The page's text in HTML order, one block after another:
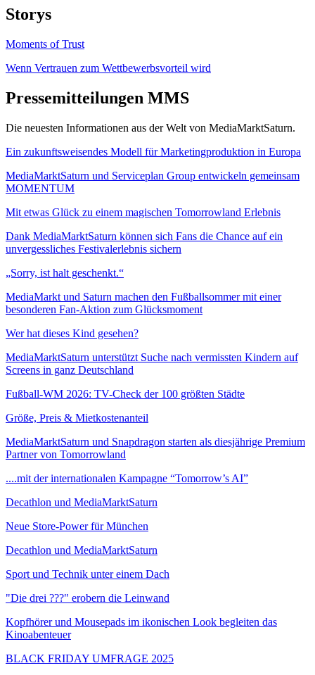
Storys
Moments of Trust
Wenn Vertrauen zum Wettbewerbsvorteil wird
Pressemitteilungen MMS
Die neuesten Informationen aus der Welt von MediaMarktSaturn.
Ein zukunftsweisendes Modell für Marketingproduktion in Europa
MediaMarktSaturn und Serviceplan Group entwickeln gemeinsam
MOMENTUM
Mit etwas Glück zu einem magischen Tomorrowland Erlebnis
Dank MediaMarktSaturn können sich Fans die Chance auf ein
unvergessliches Festivalerlebnis sichern
„Sorry, ist halt geschenkt.“
MediaMarkt und Saturn machen den Fußballsommer mit einer
besonderen Fan-Aktion zum Glücksmoment
Wer hat dieses Kind gesehen?
MediaMarktSaturn unterstützt Suche nach vermissten Kindern auf
Screens in ganz Deutschland
Fußball-WM 2026: TV-Check der 100 größten Städte
Größe, Preis & Mietkostenanteil
MediaMarktSaturn und Snapdragon starten als diesjährige Premium
Partner von Tomorrowland
....mit der internationalen Kampagne “Tomorrow’s AI”
Decathlon und MediaMarktSaturn
Neue Store-Power für München
Decathlon und MediaMarktSaturn
Sport und Technik unter einem Dach
"Die drei ???" erobern die Leinwand
Kopfhörer und Mousepads im ikonischen Look begleiten das
Kinoabenteuer
BLACK FRIDAY UMFRAGE 2025